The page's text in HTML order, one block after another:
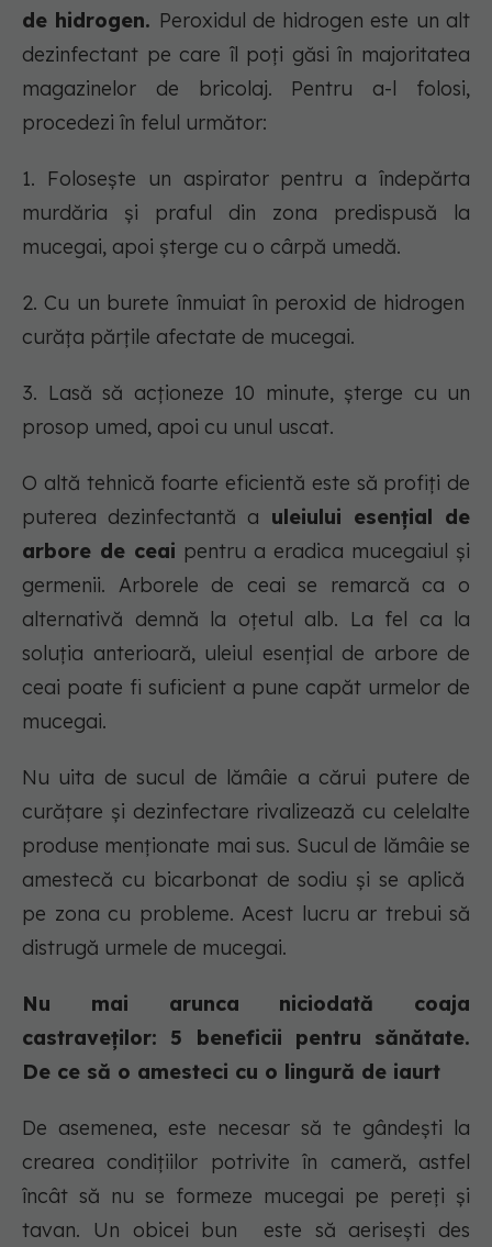
de hidrogen. Peroxidul de hidrogen este un alt
dezinfectant pe care îl poți găsi în majoritatea
magazinelor de bricolaj. Pentru a-l folosi,
procedezi în felul următor:
1. Folosește un aspirator pentru a îndepărta
murdăria și praful din zona predispusă la
mucegai, apoi șterge cu o cârpă umedă.
2. Cu un burete înmuiat în peroxid de hidrogen
curăța părțile afectate de mucegai.
3. Lasă să acționeze 10 minute, șterge cu un
prosop umed, apoi cu unul uscat.
O altă tehnică foarte eficientă este să profiți de
puterea dezinfectantă a uleiului esențial de
arbore de ceai pentru a eradica mucegaiul și
germenii. Arborele de ceai se remarcă ca o
alternativă demnă la oțetul alb. La fel ca la
soluția anterioară, uleiul esențial de arbore de
ceai poate fi suficient a pune capăt urmelor de
mucegai.
Nu uita de sucul de lămâie a cărui putere de
curățare și dezinfectare rivalizează cu celelalte
produse menționate mai sus. Sucul de lămâie se
amestecă cu bicarbonat de sodiu și se aplică
pe zona cu probleme. Acest lucru ar trebui să
distrugă urmele de mucegai.
Nu mai arunca niciodată coaja
castraveților: 5 beneficii pentru sănătate.
De ce să o amesteci cu o lingură de iaurt
De asemenea, este necesar să te gândești la
crearea condițiilor potrivite în cameră, astfel
încât să nu se formeze mucegai pe pereți și
tavan. Un obicei bun este să aerisești des